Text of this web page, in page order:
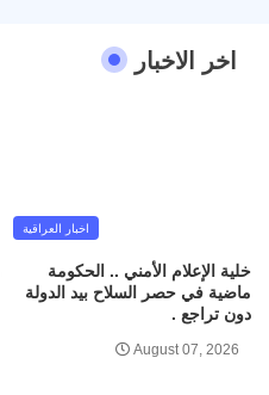
اخر الاخبار
اخبار العراقية
خلية الإعلام الأمني .. الحكومة
ماضية في حصر السلاح بيد الدولة
دون تراجع .
August 07, 2026